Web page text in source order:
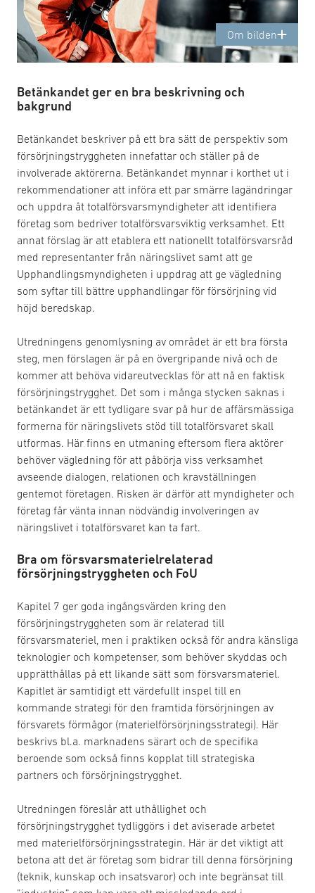
Om bilden
Betänkandet ger en bra beskrivning och
bakgrund
Betänkandet beskriver på ett bra sätt de perspektiv som
försörjningstryggheten innefattar och ställer på de
involverade aktörerna. Betänkandet mynnar i korthet ut i
rekommendationer att införa ett par smärre lagändringar
och uppdra åt totalförsvarsmyndigheter att identifiera
företag som bedriver totalförsvarsviktig verksamhet. Ett
annat förslag är att etablera ett nationellt totalförsvarsråd
med representanter från näringslivet samt att ge
Upphandlingsmyndigheten i uppdrag att ge vägledning
som syftar till bättre upphandlingar för försörjning vid
höjd beredskap.
Utredningens genomlysning av området är ett bra första
steg, men förslagen är på en övergripande nivå och de
kommer att behöva vidareutvecklas för att nå en faktisk
försörjningstrygghet. Det som i många stycken saknas i
betänkandet är ett tydligare svar på hur de affärsmässiga
formerna för näringslivets stöd till totalförsvaret skall
utformas. Här finns en utmaning eftersom flera aktörer
behöver vägledning för att påbörja viss verksamhet
avseende dialogen, relationen och kravställningen
gentemot företagen. Risken är därför att myndigheter och
företag får vänta innan nödvändig involveringen av
näringslivet i totalförsvaret kan ta fart.
Bra om försvarsmaterielrelaterad
försörjningstryggheten och FoU
Kapitel 7 ger goda ingångsvärden kring den
försörjningstryggheten som är relaterad till
försvarsmateriel, men i praktiken också för andra känsliga
teknologier och kompetenser, som behöver skyddas och
upprätthållas på ett likande sätt som försvarsmateriel.
Kapitlet är samtidigt ett värdefullt inspel till en
kommande strategi för den framtida försörjningen av
försvarets förmågor (materielförsörjningsstrategi). Här
beskrivs bl.a. marknadens särart och de specifika
beroende som också finns kopplat till strategiska
partners och försörjningstrygghet.
Utredningen föreslår att uthållighet och
försörjningstrygghet tydliggörs i det aviserade arbetet
med materielförsörjningsstrategin. Här är det viktigt att
betona att det är företag som bidrar till denna försörjning
(teknik, kunskap och insatsvaror) och inte begränsat till